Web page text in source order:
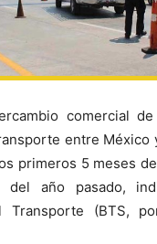
comercial
entre México
primeros 5 meses
del año pasado,
Transporte (BTS,